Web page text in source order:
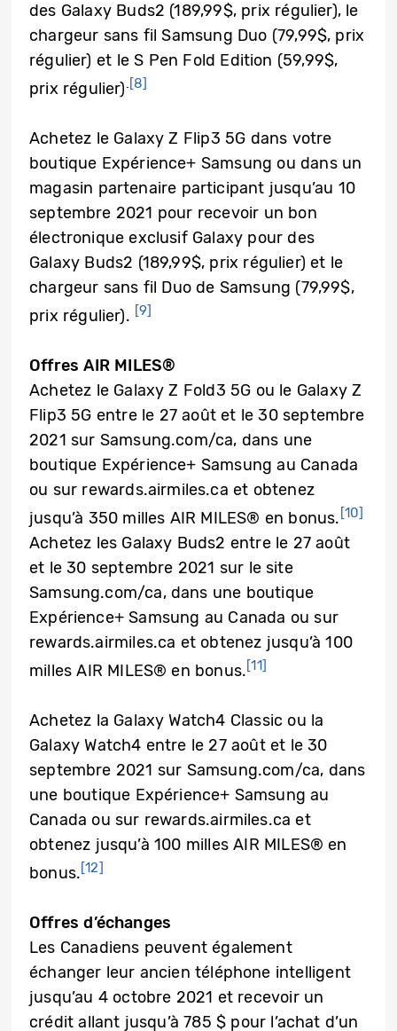
des Galaxy Buds2 (189,99$, prix régulier), le
chargeur sans fil Samsung Duo (79,99$, prix
régulier) et le S Pen Fold Edition (59,99$,
prix régulier). [8]
Achetez le Galaxy Z Flip3 5G dans votre
boutique Expérience+ Samsung ou dans un
magasin partenaire participant jusqu’au 10
septembre 2021 pour recevoir un bon
électronique exclusif Galaxy pour des
Galaxy Buds2 (189,99$, prix régulier) et le
chargeur sans fil Duo de Samsung (79,99$,
prix régulier). [9]
Offres AIR MILES®
Achetez le Galaxy Z Fold3 5G ou le Galaxy Z
Flip3 5G entre le 27 août et le 30 septembre
2021 sur Samsung.com/ca, dans une
boutique Expérience+ Samsung au Canada
ou sur rewards.airmiles.ca et obtenez
jusqu’à 350 milles AIR MILES® en bonus. [10]
Achetez les Galaxy Buds2 entre le 27 août
et le 30 septembre 2021 sur le site
Samsung.com/ca, dans une boutique
Expérience+ Samsung au Canada ou sur
rewards.airmiles.ca et obtenez jusqu’à 100
milles AIR MILES® en bonus. [11]
Achetez la Galaxy Watch4 Classic ou la
Galaxy Watch4 entre le 27 août et le 30
septembre 2021 sur Samsung.com/ca, dans
une boutique Expérience+ Samsung au
Canada ou sur rewards.airmiles.ca et
obtenez jusqu’à 100 milles AIR MILES® en
bonus. [12]
Offres d’échanges
Les Canadiens peuvent également
échanger leur ancien téléphone intelligent
jusqu’au 4 octobre 2021 et recevoir un
crédit allant jusqu’à 785 $ pour l’achat d’un